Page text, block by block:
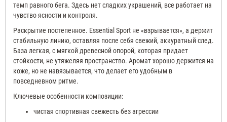
темп равного бега. Здесь нет сладких украшений, все работает на
чувство ясности и контроля.
Раскрытие постепенное. Essential Sport не «взрывается», а держит
стабильную линию, оставляя после себя свежий, аккуратный след.
База легкая, с мягкой древесной опорой, которая придает
стойкости, не утяжеляя пространство. Аромат хорошо держится на
коже, но не навязывается, что делает его удобным в
повседневном ритме.
Ключевые особенности композиции:
чистая спортивная свежесть без агрессии